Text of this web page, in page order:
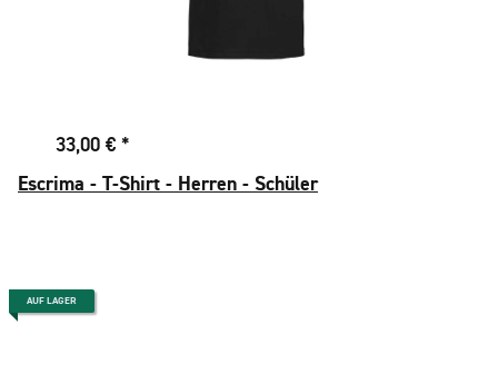
33,00 € *
Escrima - T-Shirt - Herren - Schüler
AUF LAGER